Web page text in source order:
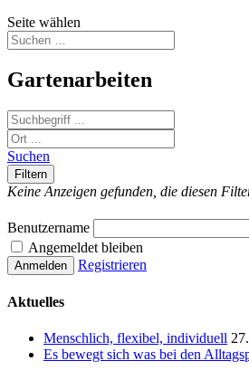
Seite wählen
Gartenarbeiten
Suchen
Keine Anzeigen gefunden, die diesen
Benutzername
Angemeldet bleiben
Registrieren
Aktuelles
Menschlich, flexibel, individuell
Es bewegt sich was bei den